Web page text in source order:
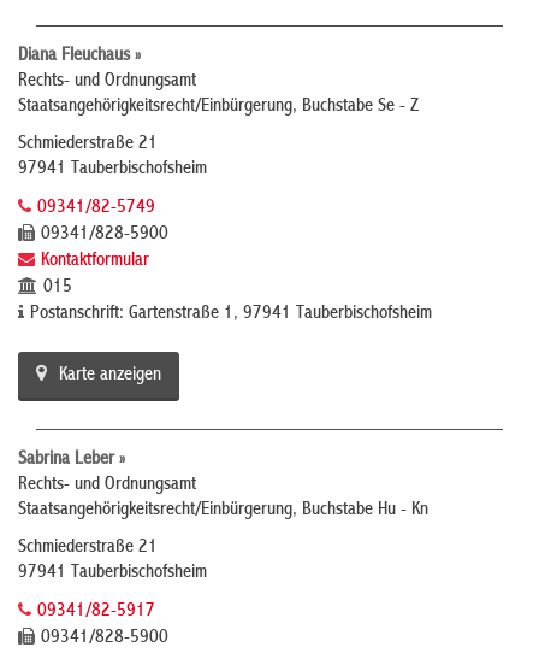
Diana Fleuchaus »
Rechts- und Ordnungsamt
Staatsangehörigkeitsrecht/Einbürgerung, Buchstabe Se - Z
Schmiederstraße 21
97941 Tauberbischofsheim
09341/82-5749
09341/828-5900
Kontaktformular
015
Postanschrift: Gartenstraße 1, 97941 Tauberbischofsheim
Karte anzeigen
Sabrina Leber »
Rechts- und Ordnungsamt
Staatsangehörigkeitsrecht/Einbürgerung, Buchstabe Hu - Kn
Schmiederstraße 21
97941 Tauberbischofsheim
09341/82-5917
09341/828-5900